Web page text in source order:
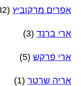
אפרים מרקוביץ (32)
ארי ברנד (3)
ארי פרקש (5)
אריה שרטר (1)